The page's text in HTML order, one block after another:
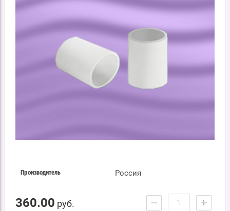
Производитель Россия
360.00 руб. − +